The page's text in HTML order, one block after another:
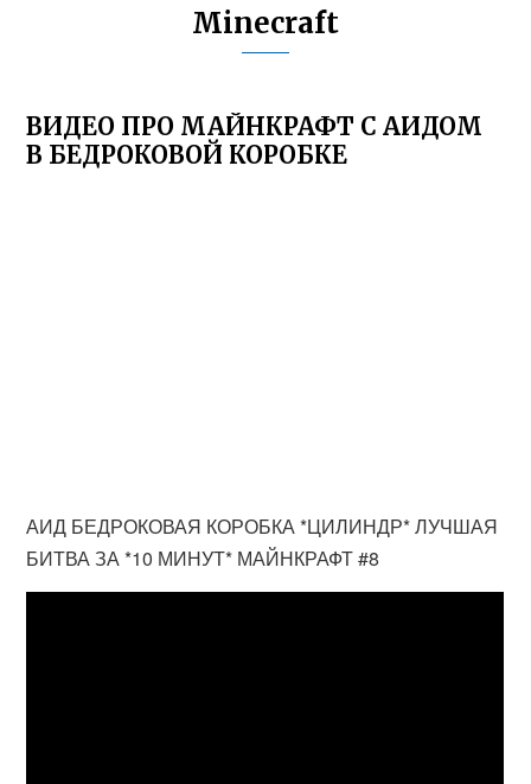
Minecraft
ВИДЕО ПРО МАЙНКРАФТ С АИДОМ
В БЕДРОКОВОЙ КОРОБКЕ
АИД БЕДРОКОВАЯ КОРОБКА *ЦИЛИНДР* ЛУЧШАЯ
БИТВА ЗА *10 МИНУТ* МАЙНКРАФТ #8